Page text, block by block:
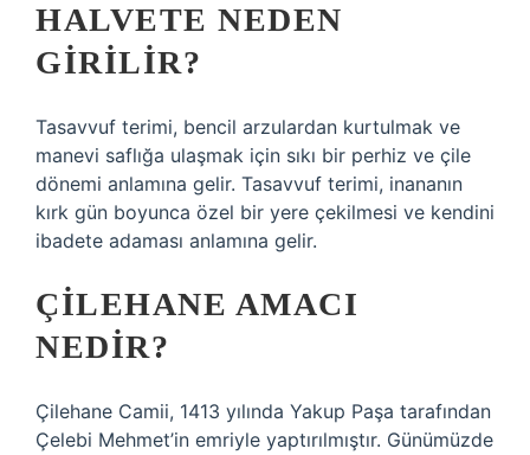
HALVETE NEDEN
GIRILIR?
Tasavvuf terimi, bencil arzulardan kurtulmak ve
manevi saflığa ulaşmak için sıkı bir perhiz ve çile
dönemi anlamına gelir. Tasavvuf terimi, inananın
kırk gün boyunca özel bir yere çekilmesi ve kendini
ibadete adaması anlamına gelir.
ÇILEHANE AMACI
NEDIR?
Çilehane Camii, 1413 yılında Yakup Paşa tarafından
Çelebi Mehmet’in emriyle yaptırılmıştır. Günümüzde